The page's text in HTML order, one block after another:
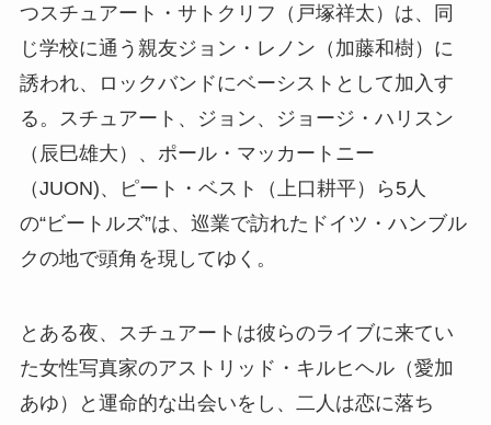
つスチュアート・サトクリフ（戸塚祥太）は、同
じ学校に通う親友ジョン・レノン（加藤和樹）に
誘われ、ロックバンドにベーシストとして加入す
る。スチュアート、ジョン、ジョージ・ハリスン
（辰巳雄大）、ポール・マッカートニー
（JUON)、ピート・ベスト（上口耕平）ら5人
の“ビートルズ”は、巡業で訪れたドイツ・ハンブル
クの地で頭角を現してゆく。
とある夜、スチュアートは彼らのライブに来てい
た女性写真家のアストリッド・キルヒヘル（愛加
あゆ）と運命的な出会いをし、二人は恋に落ち